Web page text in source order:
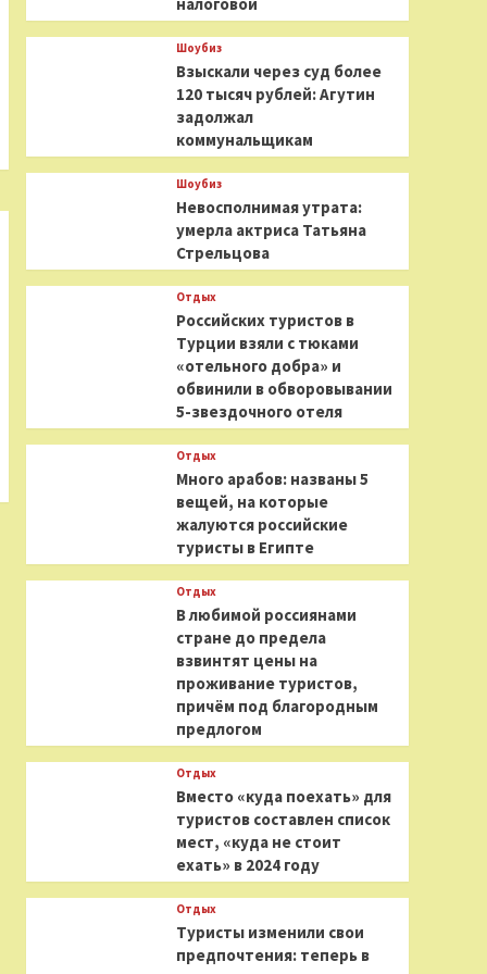
Шоубиз
Взыскали через суд более
120 тысяч рублей: Агутин
задолжал
коммунальщикам
Шоубиз
Невосполнимая утрата:
умерла актриса Татьяна
Стрельцова
Отдых
Российских туристов в
Турции взяли с тюками
«отельного добра» и
обвинили в обворовывании
5-звездочного отеля
Отдых
Много арабов: названы 5
вещей, на которые
жалуются российские
туристы в Египте
Отдых
В любимой россиянами
стране до предела
взвинтят цены на
проживание туристов,
причём под благородным
предлогом
Отдых
Вместо «куда поехать» для
туристов составлен список
мест, «куда не стоит
ехать» в 2024 году
Отдых
Туристы изменили свои
предпочтения: теперь в